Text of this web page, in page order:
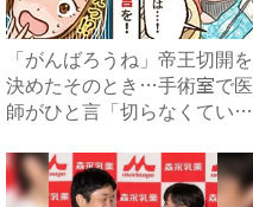
「がんばろうね」帝王切開を
決めたそのとき…手術室で医
師がひと言「切らなくてい